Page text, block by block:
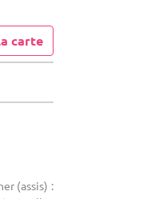
carte
(assis) :